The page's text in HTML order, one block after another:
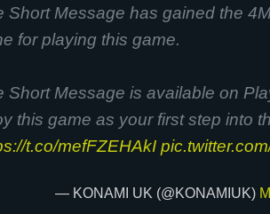
Short Message has gained the
for playing this game.
Short Message is available on
this game as your first step into
t.co/mefFZEHAkI
— KONAMI UK (@KONAMIUK)